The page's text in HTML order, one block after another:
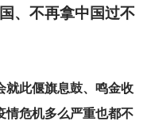
、不再拿中国过不
就此偃旗息鼓、鸣金收
情危机多么严重也都不